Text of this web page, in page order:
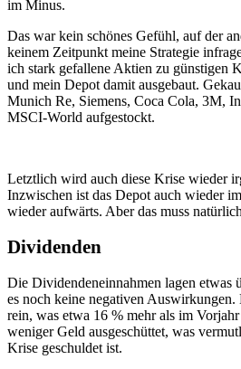
im Minus.
Das war kein schönes Gefühl, auf der
keinem Zeitpunkt meine Strategie
ich stark gefallene Aktien zu günstigen
und mein Depot damit ausgebaut.
Munich Re, Siemens, Coca Cola, 3M,
MSCI-World aufgestockt.
Letztlich wird auch diese Krise wieder
Inzwischen ist das Depot auch wieder
wieder aufwärts. Aber das muss
Dividenden
Die Dividendeneinnahmen lagen etwas
es noch keine negativen
rein, was etwa 16 % mehr als im
weniger Geld ausgeschüttet, was
Krise geschuldet ist.